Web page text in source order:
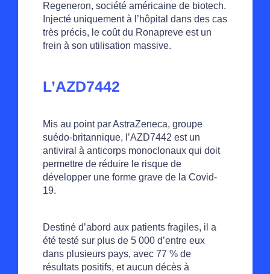
Regeneron, société américaine de biotech.
Injecté uniquement à l’hôpital dans des cas
très précis, le coût du Ronapreve est un
frein à son utilisation massive.
L’AZD7442
Mis au point par AstraZeneca, groupe
suédo-britannique, l’AZD7442 est un
antiviral à anticorps monoclonaux qui doit
permettre de réduire le risque de
développer une forme grave de la Covid-
19.
Destiné d’abord aux patients fragiles, il a
été testé sur plus de 5 000 d’entre eux
dans plusieurs pays, avec 77 % de
résultats positifs, et aucun décès à